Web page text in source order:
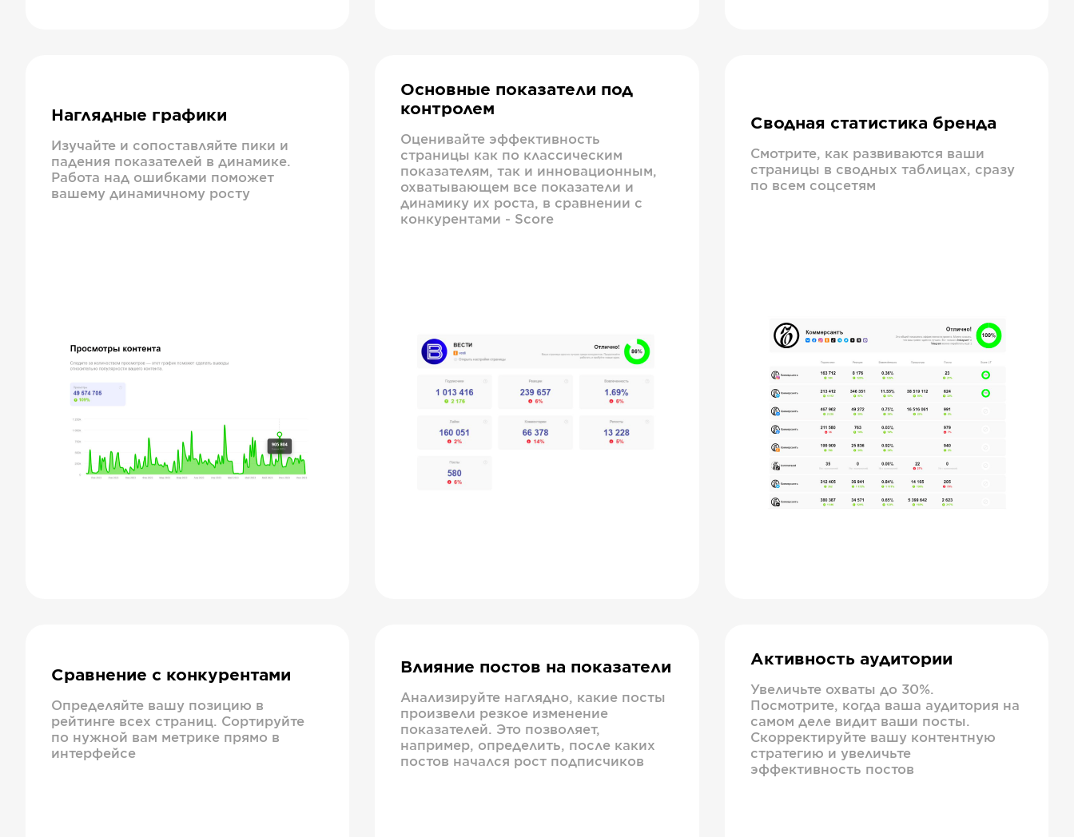
Наглядные графики
Изучайте и сопоставляйте пики и
падения показателей в динамике.
Работа над ошибками поможет
вашему динамичному росту
Основные показатели под
контролем
Оценивайте эффективность
страницы как по классическим
показателям, так и инновационным,
охватывающем все показатели и
динамику их роста, в сравнении с
конкурентами - Score
Сводная статистика бренда
Смотрите, как развиваются ваши
страницы в сводных таблицах, сразу
по всем соцсетям
Сравнение с конкурентами
Определяйте вашу позицию в
рейтинге всех страниц. Сортируйте
по нужной вам метрике прямо в
интерфейсе
Влияние постов на показатели
Анализируйте наглядно, какие посты
произвели резкое изменение
показателей. Это позволяет,
например, определить, после каких
постов начался рост подписчиков
Активность аудитории
Увеличьте охваты до 30%.
Посмотрите, когда ваша аудитория на
самом деле видит ваши посты.
Скорректируйте вашу контентную
стратегию и увеличьте
эффективность постов